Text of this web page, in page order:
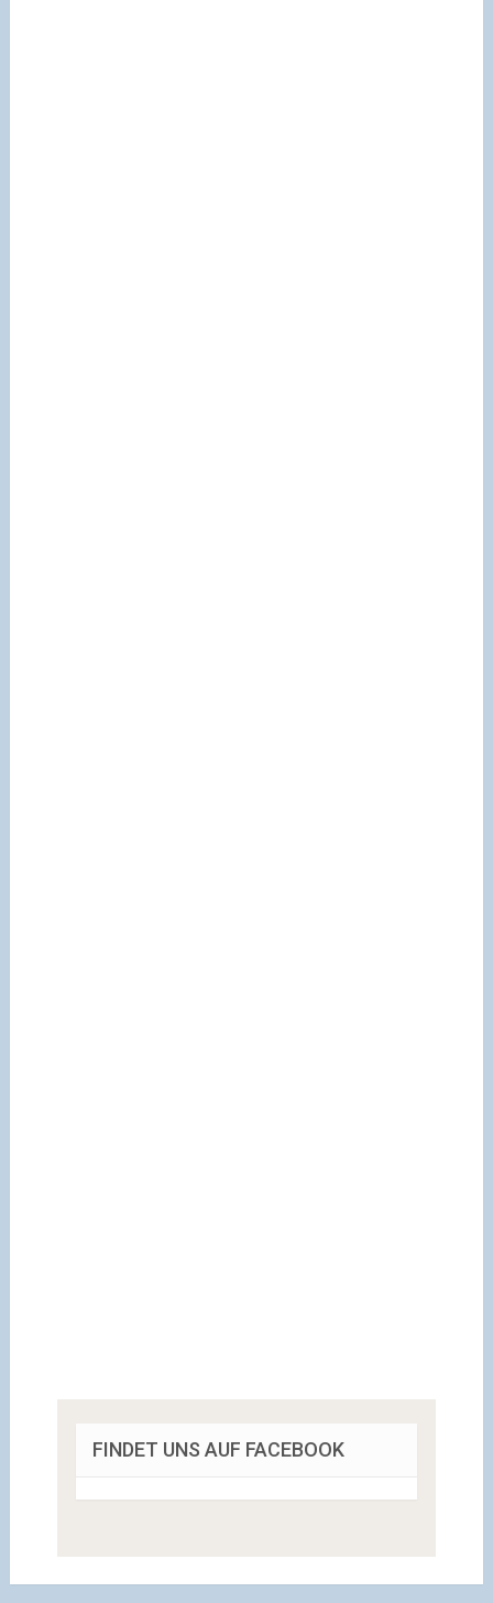
FINDET UNS AUF FACEBOOK